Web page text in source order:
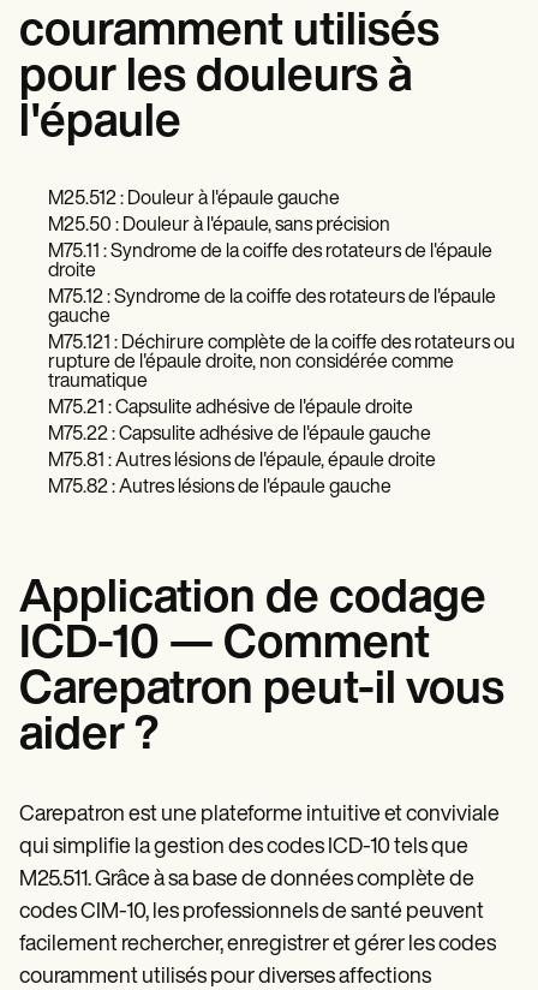
couramment utilisés
pour les douleurs à
l'épaule
M25.512 : Douleur à l'épaule gauche
M25.50 : Douleur à l'épaule, sans précision
M75.11 : Syndrome de la coiffe des rotateurs de l'épaule
droite
M75.12 : Syndrome de la coiffe des rotateurs de l'épaule
gauche
M75.121 : Déchirure complète de la coiffe des rotateurs ou
rupture de l'épaule droite, non considérée comme
traumatique
M75.21 : Capsulite adhésive de l'épaule droite
M75.22 : Capsulite adhésive de l'épaule gauche
M75.81 : Autres lésions de l'épaule, épaule droite
M75.82 : Autres lésions de l'épaule gauche
Application de codage
ICD-10 — Comment
Carepatron peut-il vous
aider ?
Carepatron est une plateforme intuitive et conviviale
qui simplifie la gestion des codes ICD-10 tels que
M25.511. Grâce à sa base de données complète de
codes CIM-10, les professionnels de santé peuvent
facilement rechercher, enregistrer et gérer les codes
couramment utilisés pour diverses affections